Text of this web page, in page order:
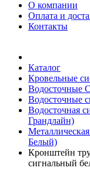
О компании
Оплата и
Контакты
Каталог
Кровельные
Водосточные
Водосточные
Водосточная
Грандлайн)
Белый)
Кронштейн
сигнальный